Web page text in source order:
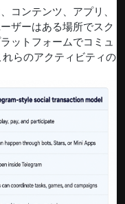
コンテンツ、アプリ、
ザーはある場所でスク
ットフォームでコミュ
らのアクティビティの